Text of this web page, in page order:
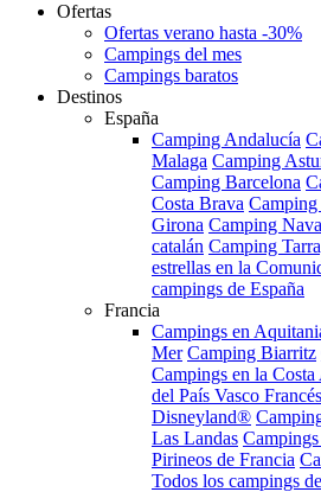
Ofertas
Ofertas verano hasta -30%
Campings del mes
Campings baratos
Destinos
España
Camping Andalucía
Malaga Camping
Camping Barcelona
Costa Brava Camping
Girona Camping
catalán Camping
estrellas en la
campings de España
Francia
Campings en
Mer Camping Biarritz
Campings en la Costa
del País Vasco Francés
Disneyland®
Las Landas
Pirineos de Francia
Todos los campings